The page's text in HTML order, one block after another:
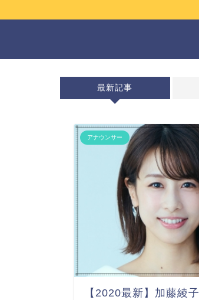
最新記事
アナウンサー
【2020最新】加藤綾